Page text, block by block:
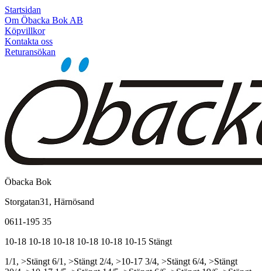
Startsidan
Om Öbacka Bok AB
Köpvillkor
Kontakta oss
Returansökan
Öbacka Bok
Storgatan31, Härnösand
0611-195 35
10-18 10-18 10-18 10-18 10-18 10-15 Stängt
1/1, >Stängt 6/1, >Stängt 2/4, >10-17 3/4, >Stängt 6/4, >Stängt